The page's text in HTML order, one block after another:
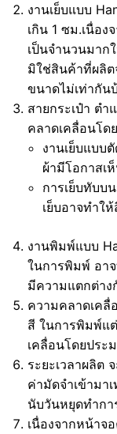
งานเย็บแบบ
เกิน 1 ซม.เนื่อ
เป็นจำนวนมาก
มิใช่สินค้าที่ผลิต
ขนาดไม่เท่ากัน
สายกระเป๋า ตำ
คลาดเคลื่อนโด
งานเย็บแบบ
ผ้ามีโอกาสเ
การเย็บทับบ
เย็บอาจทำใ
งานพิมพ์แบบ
ในการพิมพ์ อา
มีความแตกต่าง
ความคลาดเคลื่
สี ในการพิมพ์แ
เคลื่อนโดยประ
ระยะเวลาผลิต
ค่ามัดจำเข้ามา
นับวันหยุดทำกา
เนื่องจากหน้าจ